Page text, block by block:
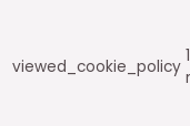
viewed_cookie_policy